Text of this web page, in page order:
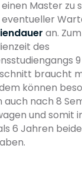
Master zu
eventueller
an.
des
braucht
können
auch nach 8
und somit
6 Jahren